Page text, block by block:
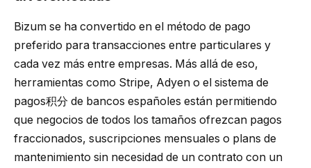
Bizum se ha convertido en el método de pago
preferido para transacciones entre particulares y
cada vez más entre empresas. Más allá de eso,
herramientas como Stripe, Adyen o el sistema de
pagos积分 de bancos españoles están permitiendo
que negocios de todos los tamaños ofrezcan pagos
fraccionados, suscripciones mensuales o plans de
mantenimiento sin necesidad de un contrato con un